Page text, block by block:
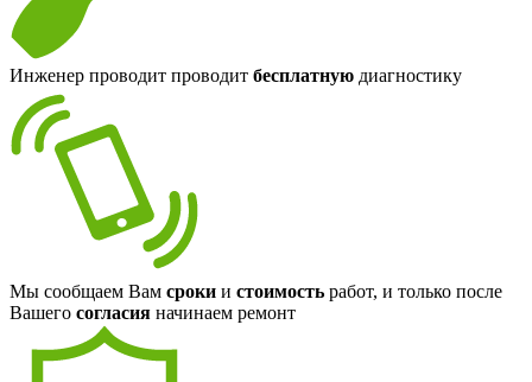
Инженер проводит проводит бесплатную диагностику
Мы сообщаем Вам сроки и стоимость работ, и только после
Вашего согласия начинаем ремонт